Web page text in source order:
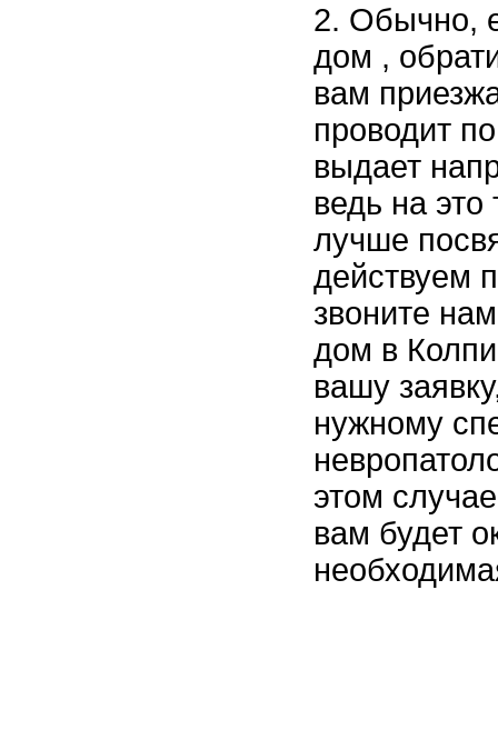
2. Обычно,
дом ,
вам
проводит
выдает
ведь на это
лучше
действуем
звоните
дом в
вашу
нужному
этом
вам будет